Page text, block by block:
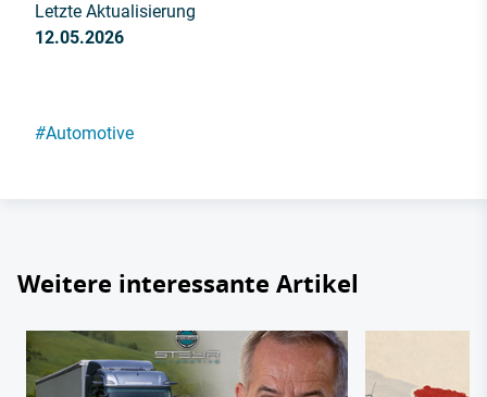
Letzte Aktualisierung
12.05.2026
#Automotive
Weitere interessante Artikel